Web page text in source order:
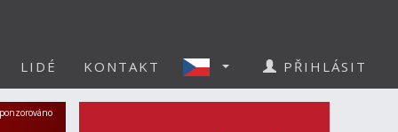
LIDÉ KONTAKT PŘIHLÁSIT
Další